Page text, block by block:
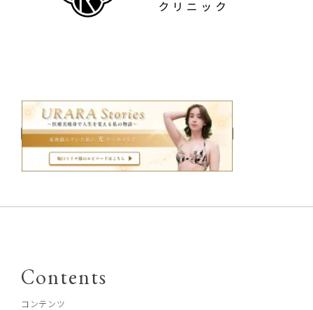
Contents
コンテンツ